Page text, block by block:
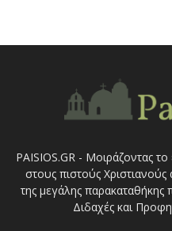
PAISIOS.GR - Μοιράζοντας
στους πιστούς
της μεγάλης
Διδαχές και